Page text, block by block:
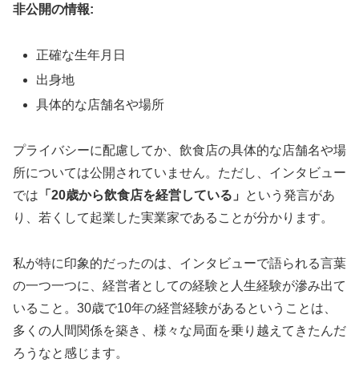
非公開の情報:
正確な生年月日
出身地
具体的な店舗名や場所
プライバシーに配慮してか、飲食店の具体的な店舗名や場
所については公開されていません。ただし、インタビュー
では 「20歳から飲食店を経営している」
という発言があ
り、若くして起業した実業家であることが分かります。
私が特に印象的だったのは、インタビューで語られる言葉
の一つ一つに、経営者としての経験と人生経験が滲み出て
いること。30歳で10年の経営経験があるということは、
多くの人間関係を築き、様々な局面を乗り越えてきたんだ
ろうなと感じます。